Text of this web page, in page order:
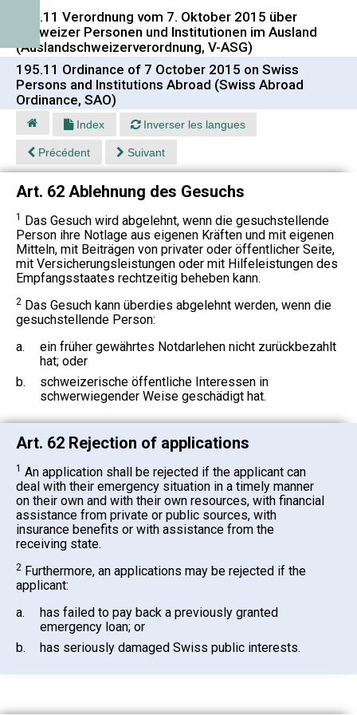
195.11 Verordnung vom 7. Oktober 2015 über
Schweizer Personen und Institutionen im Ausland
(Auslandschweizerverordnung, V-ASG)
195.11 Ordinance of 7 October 2015 on Swiss
Persons and Institutions Abroad (Swiss Abroad
Ordinance, SAO)
Index Inverser les langues
Précédent Suivant
Art. 62 Ablehnung des Gesuchs
1 Das Gesuch wird abgelehnt, wenn die gesuchstellende
Person ihre Notlage aus eigenen Kräften und mit eigenen
Mitteln, mit Beiträgen von privater oder öffentlicher Seite,
mit Versicherungsleistungen oder mit Hilfeleistungen des
Empfangsstaates rechtzeitig beheben kann.
2 Das Gesuch kann überdies abgelehnt werden, wenn die
gesuchstellende Person:
a.
ein früher gewährtes Notdarlehen nicht zurückbezahlt
hat; oder
b.
schweizerische öffentliche Interessen in
schwerwiegender Weise geschädigt hat.
Art. 62 Rejection of applications
1 An application shall be rejected if the applicant can
deal with their emergency situation in a timely manner
on their own and with their own resources, with financial
assistance from private or public sources, with
insurance benefits or with assistance from the
receiving state.
2 Furthermore, an applications may be rejected if the
applicant:
a.
has failed to pay back a previously granted
emergency loan; or
b.
has seriously damaged Swiss public interests.